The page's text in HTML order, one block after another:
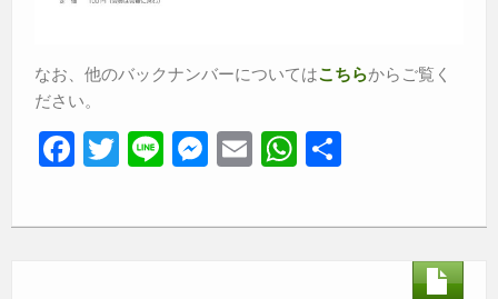
なお、他のバックナンバーについてはこちらからご覧く
ださい。
F
a
c
T
wi
tt
Li
n
e
M
e
ss
E
m
ail
W
h
at